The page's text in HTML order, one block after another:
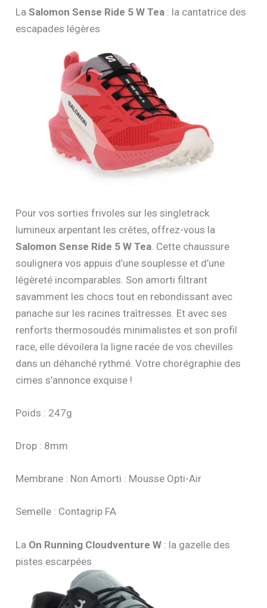
LaSalomon Sense Ride 5 W Tea : la cantatrice des
escapades légères
Pour vos sorties frivoles sur les singletrack
lumineux arpentant les crêtes, offrez-vous la
Salomon Sense Ride 5 W Tea . Cette chaussure
soulignera vos appuis d’une souplesse et d’une
légèreté incomparables. Son amorti filtrant
savamment les chocs tout en rebondissant avec
panache sur les racines traîtresses. Et avec ses
renforts thermosoudés minimalistes et son profil
race, elle dévoilera la ligne racée de vos chevilles
dans un déhanché rythmé. Votre chorégraphie des
cimes s’annonce exquise !
Poids : 247g
Drop : 8mm
Membrane : Non Amorti : Mousse Opti-Air
Semelle : Contagrip FA
La On Running Cloudventure W : la gazelle des
pistes escarpées